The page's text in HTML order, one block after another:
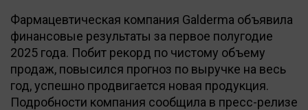
Фармацевтическая компания Galderma объявила
финансовые результаты за первое полугодие
2025 года. Побит рекорд по чистому объему
продаж, повысился прогноз по выручке на весь
год, успешно продвигается новая продукция.
Подробности компания сообщила в пресс-релизе